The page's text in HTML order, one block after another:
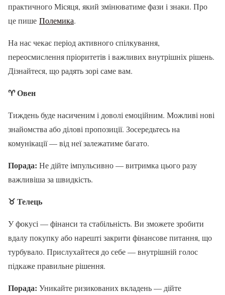
практичного Місяця, який змінюватиме фази і знаки. Про
це пише Полемика.
На нас чекає період активного спілкування,
переосмислення пріоритетів і важливих внутрішніх рішень.
Дізнайтеся, що радять зорі саме вам.
♈Овен
Тиждень буде насиченим і доволі емоційним. Можливі нові
знайомства або ділові пропозиції. Зосередьтесь на
комунікації — від неї залежатиме багато.
Порада: Не дійте імпульсивно — витримка цього разу
важливіша за швидкість.
♉Телець
У фокусі — фінанси та стабільність. Ви зможете зробити
вдалу покупку або нарешті закрити фінансове питання, що
турбувало. Прислухайтеся до себе — внутрішній голос
підкаже правильне рішення.
Порада: Уникайте ризикованих вкладень — дійте